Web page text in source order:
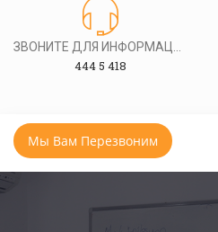
444 5 418
Мы Вам Перезвоним